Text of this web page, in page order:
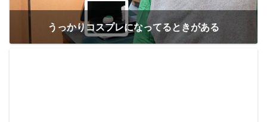
うっかりコスプレになってるときがある